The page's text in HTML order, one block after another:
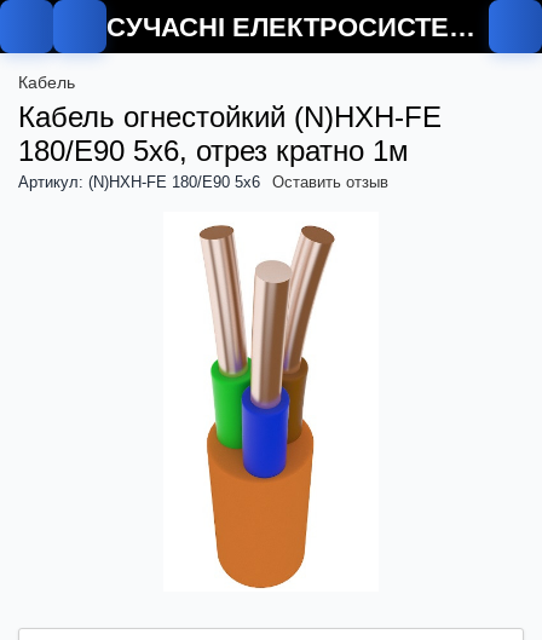
СУЧАСНІ ЕЛЕКТРОСИСТЕМИ
Кабель
Кабель огнестойкий (N)HXH-FE
180/E90 5х6, отрез кратно 1м
Артикул: (N)HXH-FE 180/E90 5x6 Оставить отзыв